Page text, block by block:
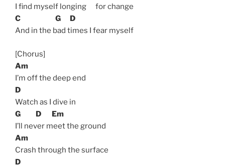
I find myself longing for change
C
G
D
And in the bad times I fear myself
[Chorus]
Am
I’m off the deep end
D
Watch as I dive in
G
D
Em
I’ll never meet the ground
Am
Crash through the surface
D